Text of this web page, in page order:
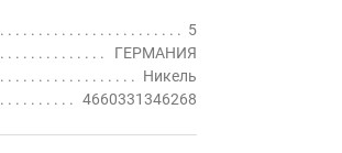
5
ГЕРМАНИЯ
Никель
4660331346268